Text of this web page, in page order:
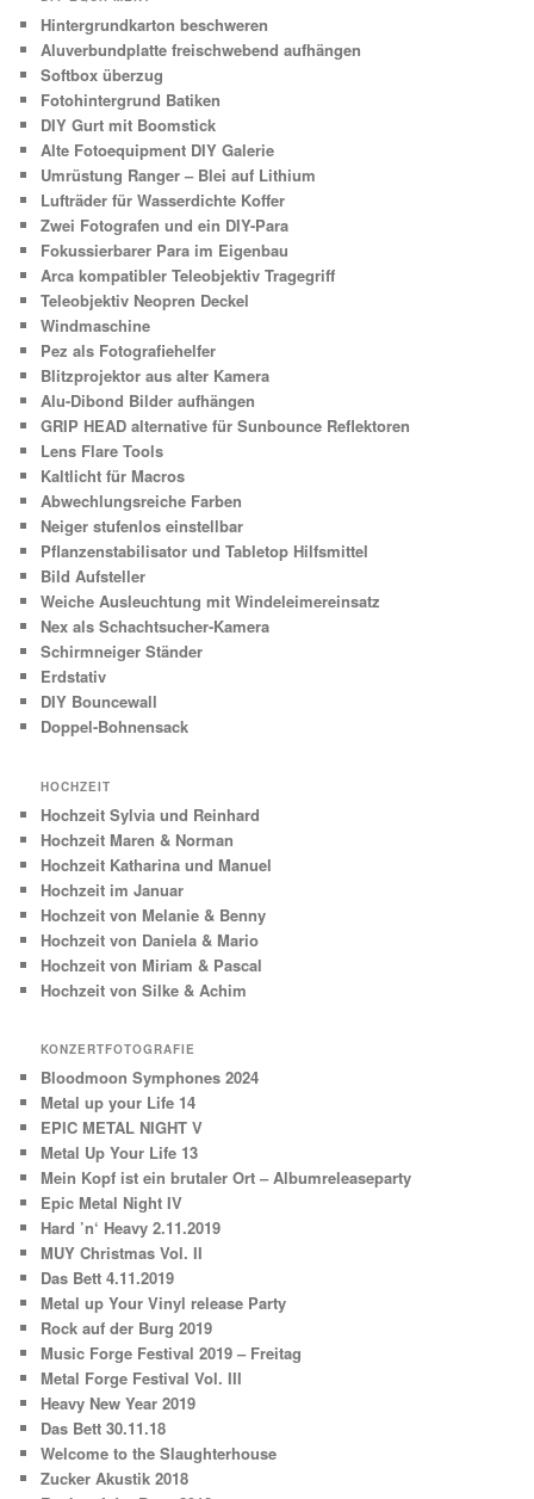
Hintergrundkarton beschweren
Aluverbundplatte freischwebend aufhängen
Softbox überzug
Fotohintergrund Batiken
DIY Gurt mit Boomstick
Alte Fotoequipment DIY Galerie
Umrüstung Ranger – Blei auf Lithium
Lufträder für Wasserdichte Koffer
Zwei Fotografen und ein DIY-Para
Fokussierbarer Para im Eigenbau
Arca kompatibler Teleobjektiv Tragegriff
Teleobjektiv Neopren Deckel
Windmaschine
Pez als Fotografiehelfer
Blitzprojektor aus alter Kamera
Alu-Dibond Bilder aufhängen
GRIP HEAD alternative für Sunbounce Reflektoren
Lens Flare Tools
Kaltlicht für Macros
Abwechlungsreiche Farben
Neiger stufenlos einstellbar
Pflanzenstabilisator und Tabletop Hilfsmittel
Bild Aufsteller
Weiche Ausleuchtung mit Windeleimereinsatz
Nex als Schachtsucher-Kamera
Schirmneiger Ständer
Erdstativ
DIY Bouncewall
Doppel-Bohnensack
HOCHZEIT
Hochzeit Sylvia und Reinhard
Hochzeit Maren & Norman
Hochzeit Katharina und Manuel
Hochzeit im Januar
Hochzeit von Melanie & Benny
Hochzeit von Daniela & Mario
Hochzeit von Miriam & Pascal
Hochzeit von Silke & Achim
KONZERTFOTOGRAFIE
Bloodmoon Symphones 2024
Metal up your Life 14
EPIC METAL NIGHT V
Metal Up Your Life 13
Mein Kopf ist ein brutaler Ort – Albumreleaseparty
Epic Metal Night IV
Hard ’n‘ Heavy 2.11.2019
MUY Christmas Vol. II
Das Bett 4.11.2019
Metal up Your Vinyl release Party
Rock auf der Burg 2019
Music Forge Festival 2019 – Freitag
Metal Forge Festival Vol. III
Heavy New Year 2019
Das Bett 30.11.18
Welcome to the Slaughterhouse
Zucker Akustik 2018